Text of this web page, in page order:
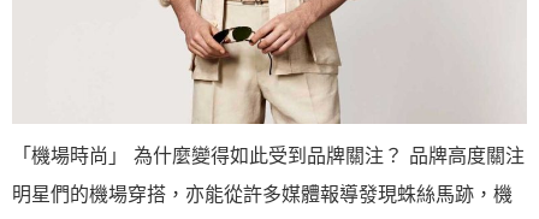
「機場時尚」 為什麼變得如此受到品牌關注？ 品牌高度關注
明星們的機場穿搭，亦能從許多媒體報導發現蛛絲馬跡，機